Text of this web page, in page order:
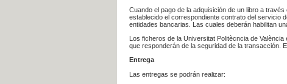
Cuando el pago de la adquisición de un libro a
establecido el correspondiente contrato del servicio
entidades bancarias. Las cuales deberán habilitan
Los ficheros de la Universitat Politècncia de
que responderán de la seguridad de la transacción.
Entrega
Las entregas se podrán realizar: